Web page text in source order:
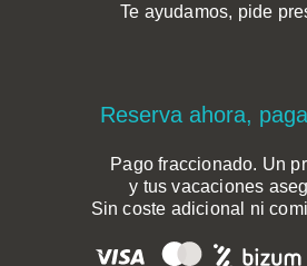
Te ayudamos, pide
Reserva ahora,
Pago fraccionado. Un
y tus vacaciones
Sin coste adicional ni